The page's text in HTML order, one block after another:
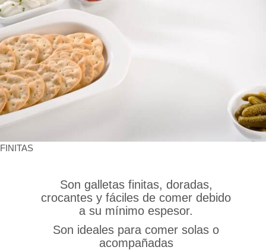
FINITAS
Son galletas finitas, doradas,
crocantes y fáciles de comer debido
a su mínimo espesor.
Son ideales para comer solas o
acompañadas